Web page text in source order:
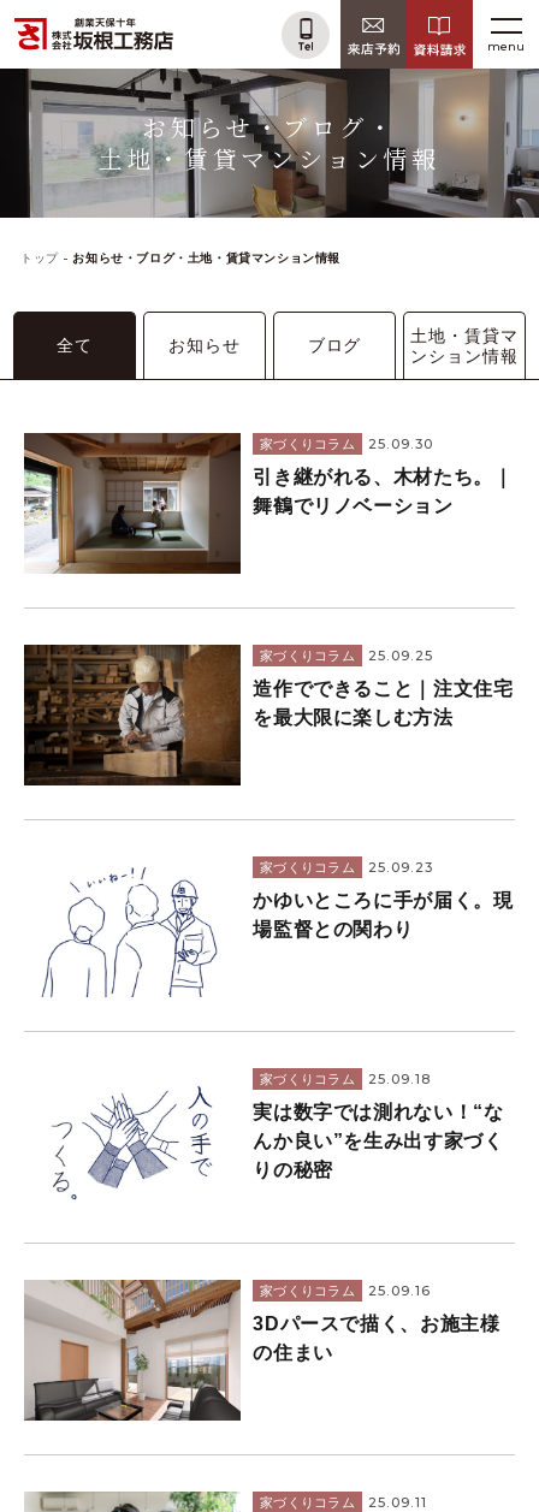
menu
お知らせ・ブログ・
土地・賃貸マンション情報
トップ お知らせ・ブログ・土地・賃貸マンション情報
全て お知らせ ブログ
土地・賃貸マ
ンション情報
家づくりコラム 25.09.30
引き継がれる、木材たち。｜
舞鶴でリノベーション
家づくりコラム 25.09.25
造作でできること｜注文住宅
を最大限に楽しむ方法
家づくりコラム 25.09.23
かゆいところに手が届く。現
場監督との関わり
家づくりコラム 25.09.18
実は数字では測れない！“な
んか良い”を生み出す家づく
りの秘密
家づくりコラム 25.09.16
3Dパースで描く、お施主様
の住まい
家づくりコラム 25.09.11